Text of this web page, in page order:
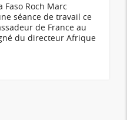
Roch Marc
séance de travail ce
de France au
du directeur Afrique